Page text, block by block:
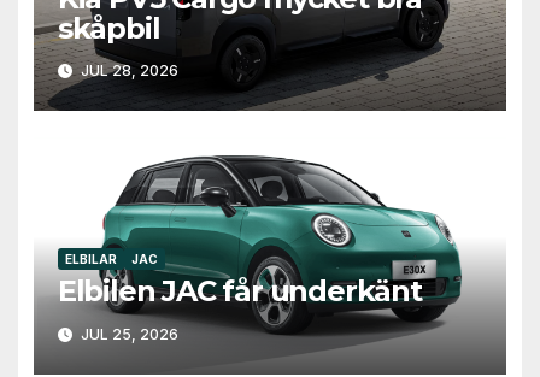
skåpbil
JUL 28, 2026
ELBILAR JAC
Elbilen JAC får underkänt
JUL 25, 2026